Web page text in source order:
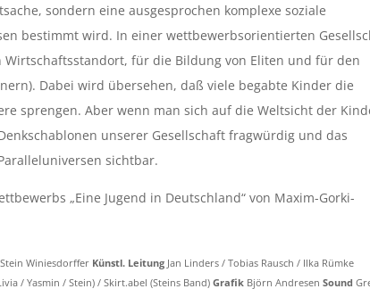
sondern eine ausgesprochen komplexe soziale
bestimmt wird. In einer wettbewerbsorientierten
für die Bildung von Eliten und für den
Dabei wird übersehen, daß viele begabte Kinder die
sprengen. Aber wenn man sich auf die Weltsicht der
unserer Gesellschaft fragwürdig und das
sichtbar.
„Eine Jugend in Deutschland“ von Maxim-Gorki-
Winiesdorffer Künstl. Leitung Jan Linders / Tobias Rausch / Ilka Rümke
/ Yasmin / Stein) / Skirt.abel (Steins Band)Grafik Björn AndresenSound